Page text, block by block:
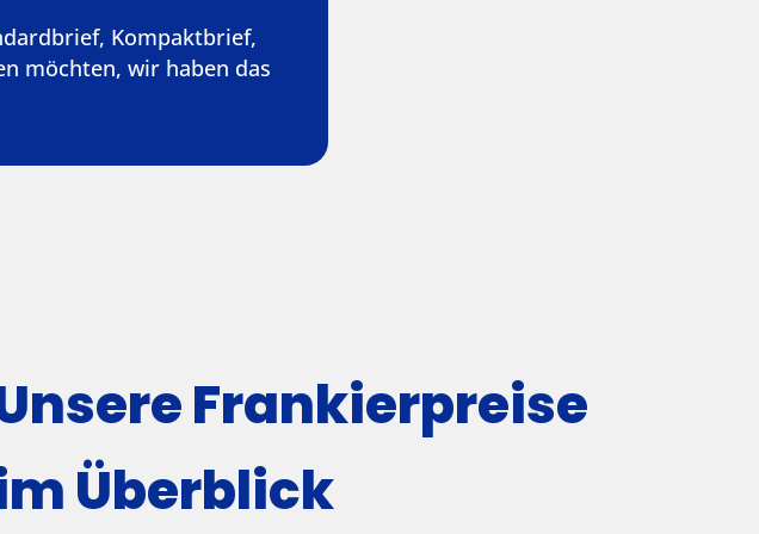
Kompaktbrief,
möchten, wir haben das
Frankierpreise
Überblick